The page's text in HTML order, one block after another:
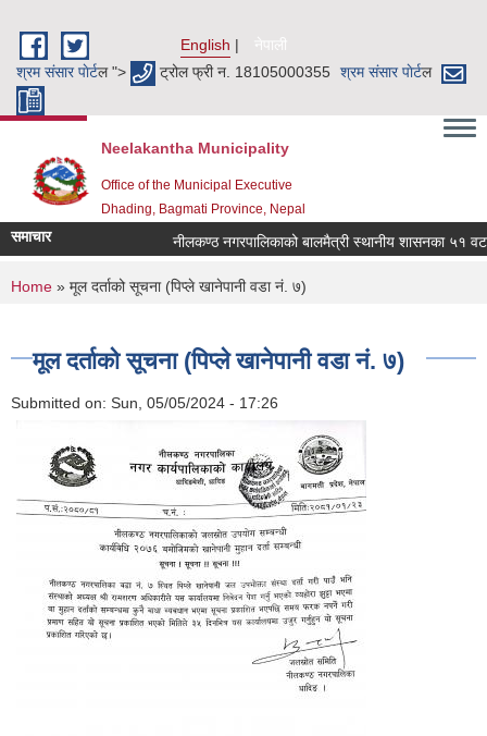
English
नेपाली
श्रम संसार पाेर्टल "> ट्रोल फ्री न. 18105000355 श्रम संसार पाेर्टल
Neelakantha Municipality
Office of the Municipal Executive
Dhading, Bagmati Province, Nepal
समाचार नीलकण्ठ नगरपालिकाको बालमैत्री स्थानीय शासनका ५१ वटा
You are here
Home » मूल दर्ताको सूचना (पिप्ले खानेपानी वडा नं. ७)
मूल दर्ताको सूचना (पिप्ले खानेपानी वडा नं. ७)
Submitted on: Sun, 05/05/2024 - 17:26